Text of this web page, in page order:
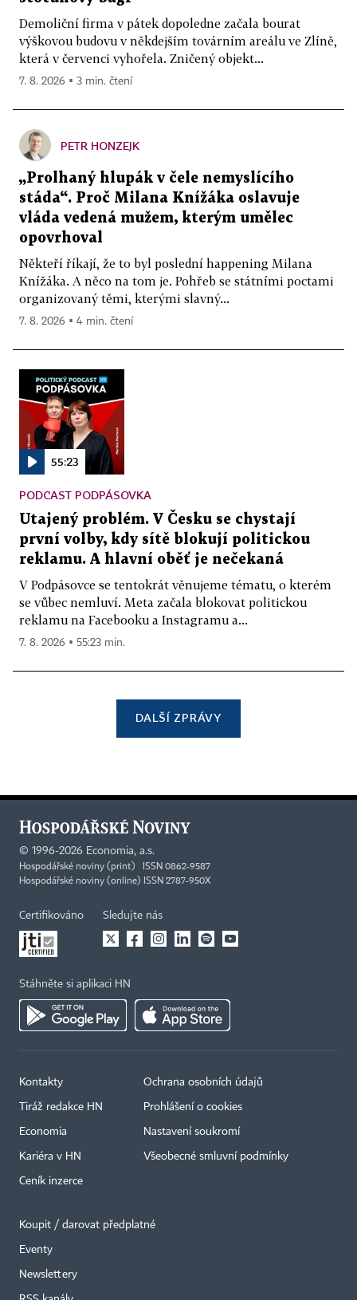
Demoliční firma v pátek dopoledne začala bourat
výškovou budovu v někdejším továrním areálu ve Zlíně,
která v červenci vyhořela. Zničený objekt...
7. 8. 2026 ▪ 3 min. čtení
PETR HONZEJK
„Prolhaný hlupák v čele nemyslícího
stáda“. Proč Milana Knížáka oslavuje
vláda vedená mužem, kterým umělec
opovrhoval
Někteří říkají, že to byl poslední happening Milana
Knížáka. A něco na tom je. Pohřeb se státními poctami
organizovaný těmi, kterými slavný...
7. 8. 2026 ▪ 4 min. čtení
55:23
PODCAST PODPÁSOVKA
Utajený problém. V Česku se chystají
první volby, kdy sítě blokují politickou
reklamu. A hlavní oběť je nečekaná
V Podpásovce se tentokrát věnujeme tématu, o kterém
se vůbec nemluví. Meta začala blokovat politickou
reklamu na Facebooku a Instagramu a...
7. 8. 2026 ▪ 55:23 min.
DALŠÍ ZPRÁVY
© 1996-2026 Economia, a.s.
Hospodářské noviny (print) ISSN 0862-9587
Hospodářské noviny (online) ISSN 2787-950X
Certifikováno Sledujte nás
Stáhněte si aplikaci HN
Kontakty
Tiráž redakce HN
Economia
Kariéra v HN
Ceník inzerce
Ochrana osobních údajů
Prohlášení o cookies
Nastavení soukromí
Všeobecné smluvní podmínky
Koupit / darovat předplatné
Eventy
Newslettery